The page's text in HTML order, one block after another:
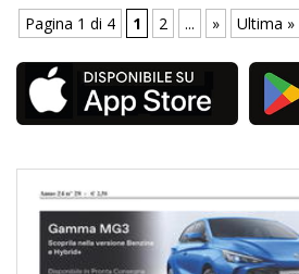
Pagina 1 di 4 1 2 ... » Ultima »